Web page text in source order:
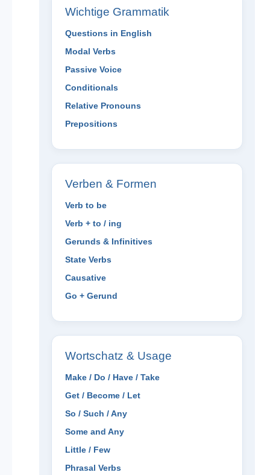
Wichtige Grammatik
Questions in English
Modal Verbs
Passive Voice
Conditionals
Relative Pronouns
Prepositions
Verben & Formen
Verb to be
Verb + to / ing
Gerunds & Infinitives
State Verbs
Causative
Go + Gerund
Wortschatz & Usage
Make / Do / Have / Take
Get / Become / Let
So / Such / Any
Some and Any
Little / Few
Phrasal Verbs